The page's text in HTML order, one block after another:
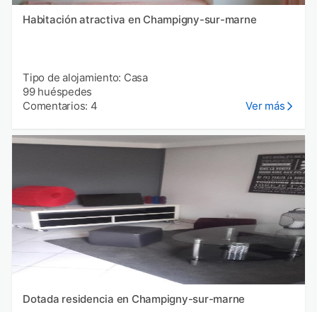
Habitación atractiva en Champigny-sur-marne
Tipo de alojamiento: Casa
99 huéspedes
Comentarios: 4
Ver más
Dotada residencia en Champigny-sur-marne